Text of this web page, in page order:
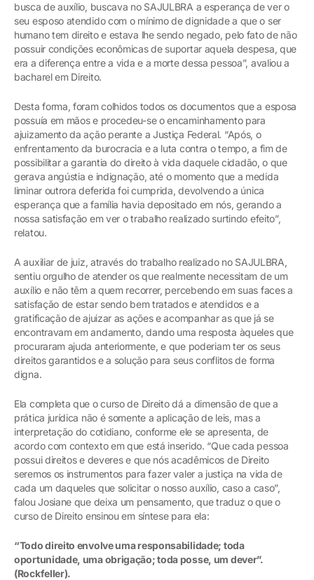
busca de auxílio, buscava no SAJULBRA a esperança de ver o
seu esposo atendido com o mínimo de dignidade a que o ser
humano tem direito e estava lhe sendo negado, pelo fato de não
possuir condições econômicas de suportar aquela despesa, que
era a diferença entre a vida e a morte dessa pessoa”, avaliou a
bacharel em Direito.
Desta forma, foram colhidos todos os documentos que a esposa
possuía em mãos e procedeu-se o encaminhamento para
ajuizamento da ação perante a Justiça Federal. “Após, o
enfrentamento da burocracia e a luta contra o tempo, a fim de
possibilitar a garantia do direito à vida daquele cidadão, o que
gerava angústia e indignação, até o momento que a medida
liminar outrora deferida foi cumprida, devolvendo a única
esperança que a família havia depositado em nós, gerando a
nossa satisfação em ver o trabalho realizado surtindo efeito”,
relatou.
A auxiliar de juiz, através do trabalho realizado no SAJULBRA,
sentiu orgulho de atender os que realmente necessitam de um
auxílio e não têm a quem recorrer, percebendo em suas faces a
satisfação de estar sendo bem tratados e atendidos e a
gratificação de ajuizar as ações e acompanhar as que já se
encontravam em andamento, dando uma resposta àqueles que
procuraram ajuda anteriormente, e que poderiam ter os seus
direitos garantidos e a solução para seus conflitos de forma
digna.
Ela completa que o curso de Direito dá a dimensão de que a
prática jurídica não é somente a aplicação de leis, mas a
interpretação do cotidiano, conforme ele se apresenta, de
acordo com contexto em que está inserido. “Que cada pessoa
possui direitos e deveres e que nós acadêmicos de Direito
seremos os instrumentos para fazer valer a justiça na vida de
cada um daqueles que solicitar o nosso auxílio, caso a caso”,
falou Josiane que deixa um pensamento, que traduz o que o
curso de Direito ensinou em síntese para ela:
“Todo direito envolve uma responsabilidade; toda
oportunidade, uma obrigação; toda posse, um dever”.
(Rockfeller).